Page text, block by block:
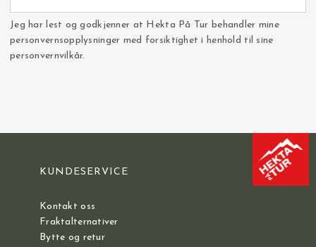
Jeg har lest og godkjenner at Hekta På Tur behandler mine
personvernsopplysninger med forsiktighet i henhold til sine
personvernvilkår.
KUNDESERVICE
Kontakt oss
Fraktalternativer
Bytte og retur